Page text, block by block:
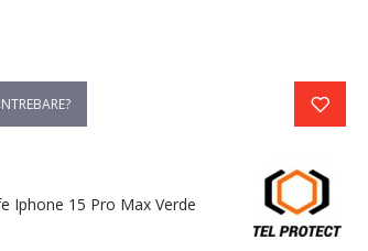
Iphone 15 Pro Max Verde